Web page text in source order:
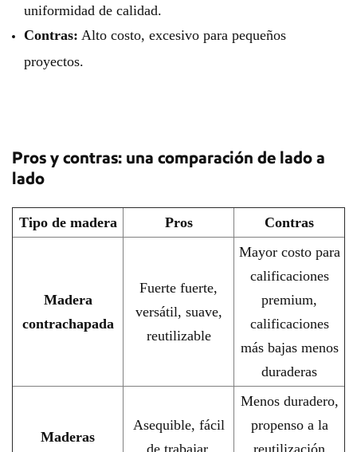
uniformidad de calidad.
Contras: Alto costo, excesivo para pequeños
proyectos.
Pros y contras: una comparación de lado a
lado
Tipo de madera Pros Contras
Madera
contrachapada
Fuerte fuerte,
versátil, suave,
reutilizable
Mayor costo para
calificaciones
premium,
calificaciones
más bajas menos
duraderas
Maderas
Asequible, fácil
de trabajar,
Menos duradero,
propenso a la
reutilización